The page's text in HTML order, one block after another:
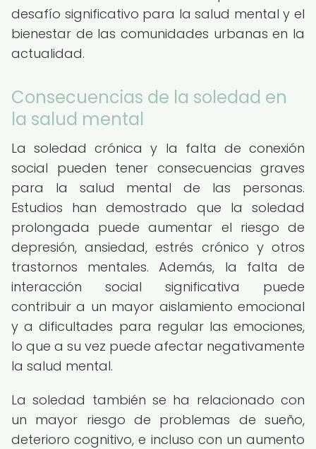
desafío significativo para la salud mental y el
bienestar de las comunidades urbanas en la
actualidad.
Consecuencias de la soledad en
la salud mental
La soledad crónica y la falta de conexión
social pueden tener consecuencias graves
para la salud mental de las personas.
Estudios han demostrado que la soledad
prolongada puede aumentar el riesgo de
depresión, ansiedad, estrés crónico y otros
trastornos mentales. Además, la falta de
interacción social significativa puede
contribuir a un mayor aislamiento emocional
y a dificultades para regular las emociones,
lo que a su vez puede afectar negativamente
la salud mental.
La soledad también se ha relacionado con
un mayor riesgo de problemas de sueño,
deterioro cognitivo, e incluso con un aumento